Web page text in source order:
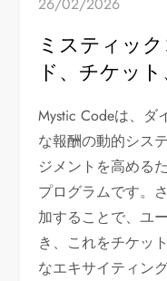
ミスティッ
ド、チケッ
Mystic Codeは、ダ
な報酬の動的シス
ジメントを高める
プログラムです。
加することで、ユ
き、これをチケッ
なエキサイティン